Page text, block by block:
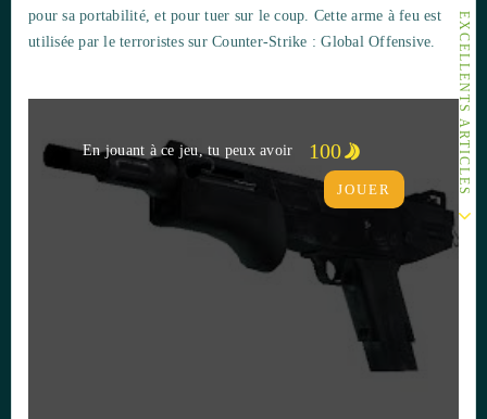
EXCELLENTS ARTICLES
pour sa portabilité, et pour tuer sur le coup. Cette arme à feu est
utilisée par le terroristes sur Counter-Strike : Global Offensive.
En jouant à ce jeu, tu peux avoir 100
JOUER